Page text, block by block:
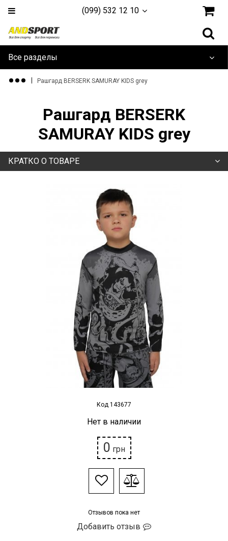
(099) 532 12 10
Все разделы
Дайвинг и плавание
Туризм и активный отдых
Игровые Виды
Йога, фитнес и гимнастика
Наградная атрибутика
Спортивное питание
Рашгард BERSERK SAMURAY KIDS grey
Рашгард BERSERK
SAMURAY KIDS grey
КРАТКО О ТОВАРЕ
Код 143677
Нет в наличии
0 грн
Отзывов пока нет
Добавить отзыв